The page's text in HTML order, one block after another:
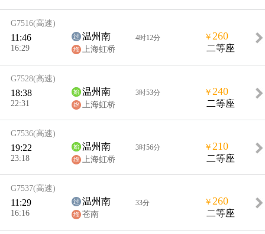
G7516(高速)
11:46
16:29
温州南
上海虹桥
4时12分 ￥ 260
二等座
G7528(高速)
18:38
22:31
温州南
上海虹桥
3时53分 ￥ 240
二等座
G7536(高速)
19:22
23:18
温州南
上海虹桥
3时56分 ￥ 210
二等座
G7537(高速)
11:29
16:16
温州南
苍南
33分 ￥ 260
二等座